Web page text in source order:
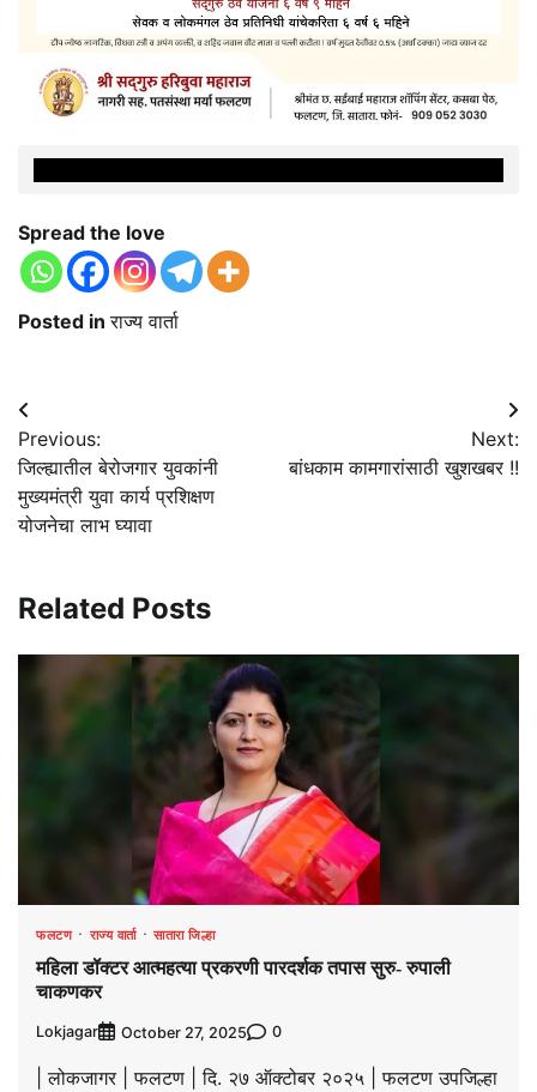
Spread the love
Posted inराज्य वार्ता
Post
navigation
Previous:
जिल्ह्यातील बेरोजगार युवकांनी
मुख्यमंत्री युवा कार्य प्रशिक्षण
योजनेचा लाभ घ्यावा
Next:
बांधकाम कामगारांसाठी खुशखबर !!
Related Posts
फलटण राज्य वार्ता सातारा जिल्हा
महिला डॉक्टर आत्महत्या प्रकरणी पारदर्शक तपास सुरु- रुपाली
चाकणकर
Lokjagar October 27, 2025 0
| लोकजागर | फलटण | दि. २७ ऑक्टोबर २०२५ | फलटण उपजिल्हा